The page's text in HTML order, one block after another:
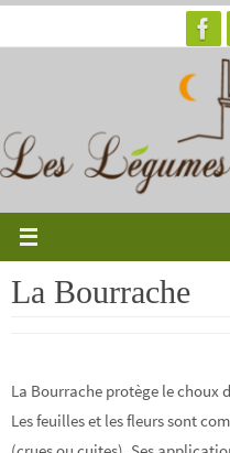
vers
La Bourrache
La Bourrache protège le choux
Les feuilles et les fleurs sont